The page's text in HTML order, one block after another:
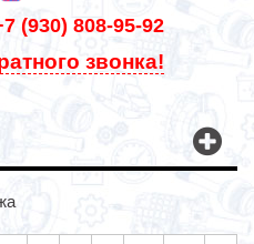
(930) 808-95-92
звонка!